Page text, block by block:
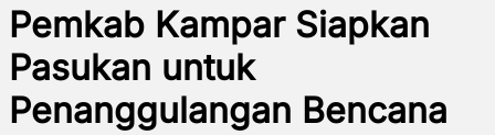
Pemkab Kampar Siapkan
Pasukan untuk
Penanggulangan Bencana